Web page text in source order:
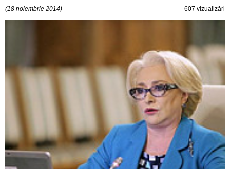
(18 noiembrie 2014) 607 vizualizări